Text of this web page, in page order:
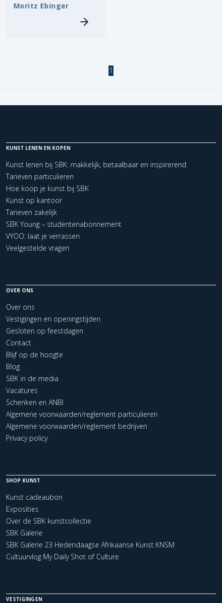
Moritz Ebinger
1
KUNST LENEN EN KOPEN
Kunst lenen bij SBK: makkelijk, betaalbaar en inspirerend
Tarieven particulieren
Hoe koop je kunst bij SBK
Kunst op kantoor
Tarieven zakelijk
SBK Young – studentenabonnement
VYOO: laat je verrassen
Veelgestelde vragen
OVER ONS
Over ons
Vestigingen en openingstijden
Gesloten op feestdagen
Contact
Blijf op de hoogte
Blog
SBK in de media
Vacatures
Schenken en ANBI
Algemene voorwaarden/reglement particulieren
Algemene voorwaarden/reglement bedrijven
Privacy policy
SHOP KUNST
Kunst cadeaubon
Exposities
Over de SBK kunstcollectie
SBK Galerie
SBK Galerie 23 Hedendaagse Afrikaanse Kunst KNSM
Cultuurvlog My Daily Shot of Culture
VESTIGINGEN